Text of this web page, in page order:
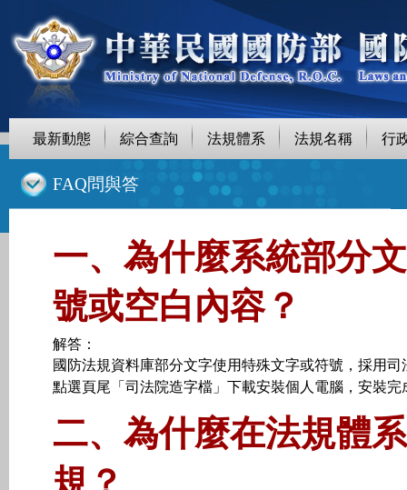
最新動態 綜合查詢 法規體系 法規名稱 行
FAQ問與答
一、為什麼系統部分
號或空白內容？
解答：
國防法規資料庫部分文字使用特殊文字或符號，採用
點選頁尾「司法院造字檔」下載安裝個人電腦，安裝
二、為什麼在法規體